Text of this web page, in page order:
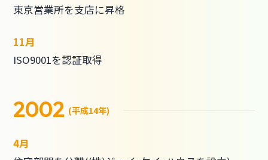
東京営業所を支店に昇格
11月
ISO9001を認証取得
2002 (平成14年)
4月